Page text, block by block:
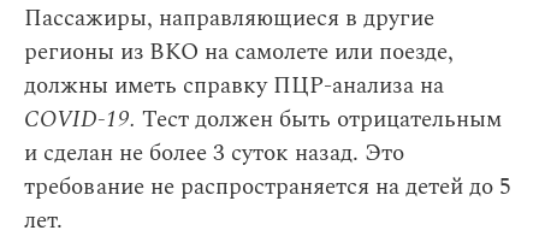
Пассажиры, направляющиеся в другие
регионы из ВКО на самолете или поезде,
должны иметь справку ПЦР-анализа на
COVID-19. Тест должен быть отрицательным
и сделан не более 3 суток назад. Это
требование не распространяется на детей до 5
лет.